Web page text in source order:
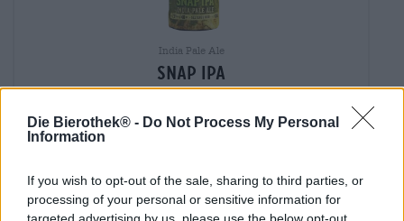
Die Bierothek® - Do Not Process My Personal
Information
If you wish to opt-out of the sale, sharing to third parties, or
processing of your personal or sensitive information for
India Pale Ale
snap ipa
Insel-Brauerei
€ 4,79
MEHRWEG
Uitverkocht